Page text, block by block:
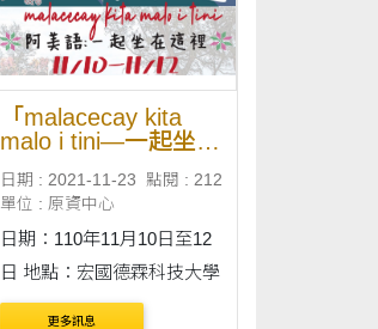
「malacecay kita
malo i tini—一起坐在
這裡」
日期 : 2021-11-23
點閱 : 212
單位 : 原資中心
日期：110年11月10日至12
日 地點：宏國德霖科技大學
更多訊息